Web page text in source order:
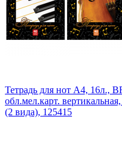
Тетрадь для нот А4, 16л.,
обл.мел.карт.
(2 вида), 125415